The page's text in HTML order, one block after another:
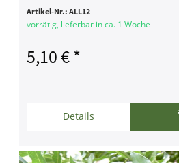
Artikel-Nr.:ALL12
vorrätig, lieferbar in ca. 1 Woche
5,10 € *
Details